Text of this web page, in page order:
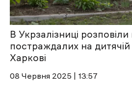
В Укрзалізниці
постраждалих на дитячій
Харкові
08 Червня 2025 | 13:57